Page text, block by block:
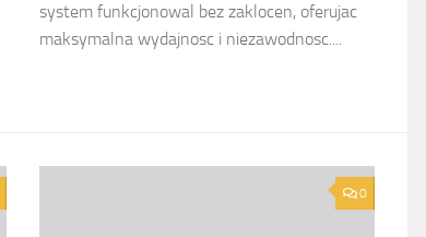
system funkcjonowal bez zaklocen, oferujac
maksymalna wydajnosc i niezawodnosc....
0